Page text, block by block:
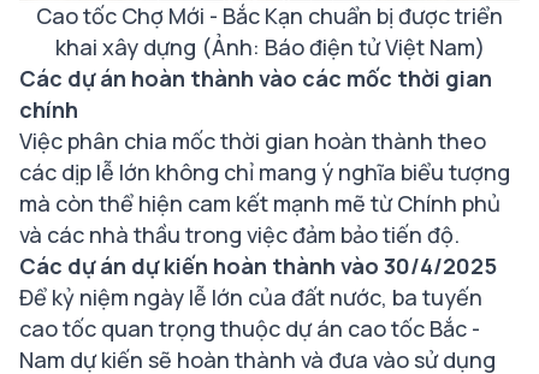
Cao tốc Chợ Mới - Bắc Kạn chuẩn bị được triển
khai xây dựng (Ảnh: Báo điện tử Việt Nam)
Các dự án hoàn thành vào các mốc thời gian
chính
Việc phân chia mốc thời gian hoàn thành theo
các dịp lễ lớn không chỉ mang ý nghĩa biểu tượng
mà còn thể hiện cam kết mạnh mẽ từ Chính phủ
và các nhà thầu trong việc đảm bảo tiến độ.
Các dự án dự kiến hoàn thành vào 30/4/2025
Để kỷ niệm ngày lễ lớn của đất nước, ba tuyến
cao tốc quan trọng thuộc dự án cao tốc Bắc -
Nam dự kiến sẽ hoàn thành và đưa vào sử dụng